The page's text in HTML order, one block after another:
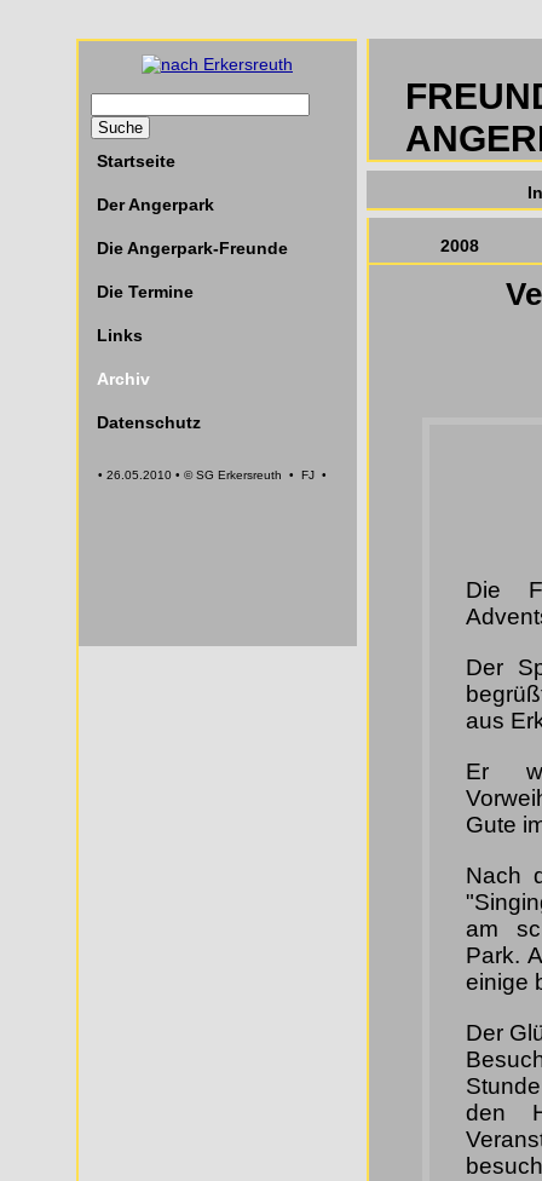
Startseite
Der Angerpark
Die Angerpark-Freunde
Die Termine
Links
Archiv
Datenschutz
• 26.05.2010 • © SG Erkersreuth • FJ •
2008
Die
Der
aus
Er
Gute
Nach
am
Park.
einige
Der
den